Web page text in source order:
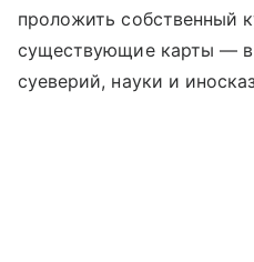
проложить собственный
существующие карты —
суеверий, науки и